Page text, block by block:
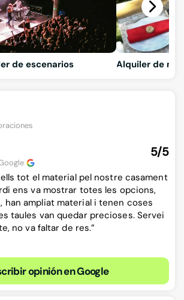
de escenarios Alquiler de
5/5
ells tot el material pel nostre casament
ens va mostrar totes les opcions,
han ampliat material i tenen coses
taules van quedar precioses. Servei
no va faltar de res.”
opinión en Google